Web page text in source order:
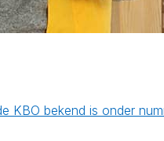
KBO bekend is onder